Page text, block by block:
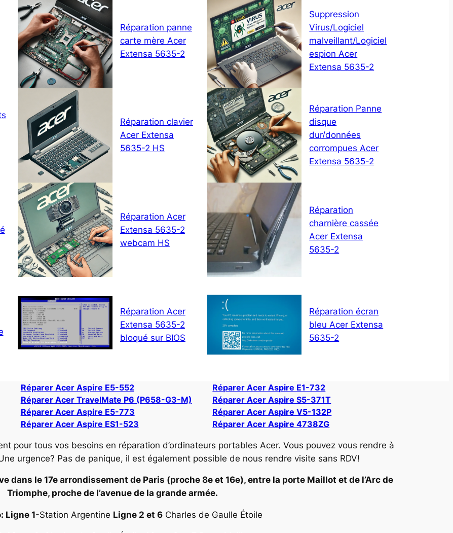
Réparation panne
carte mère Acer
Extensa 5635-2
Suppression
Virus/Logiciel
malveillant/Logiciel
espion Acer
Extensa 5635-2
Réparation clavier
Acer Extensa
5635-2 HS
Réparation Panne
disque
dur/données
corrompues Acer
Extensa 5635-2
Réparation Acer
Extensa 5635-2
webcam HS
Réparation
charnière cassée
Acer Extensa
5635-2
Réparation Acer
Extensa 5635-2
bloqué sur BIOS
Réparation écran
bleu Acer Extensa
5635-2
Réparer Acer Aspire E5-552
Réparer Acer TravelMate P6 (P658-G3-M)
Réparer Acer Aspire E5-773
Réparer Acer Aspire ES1-523
Réparer Acer Aspire E1-732
Réparer Acer Aspire S5-371T
Réparer Acer Aspire V5-132P
Réparer Acer Aspire 4738ZG
pour tous vos besoins en réparation d’ordinateurs portables Acer. Vous pouvez vous rendre à
urgence? Pas de panique, il est également possible de nous rendre visite sans RDV!
dans le 17e arrondissement de Paris (proche 8e et 16e), entre la porte Maillot et de l’Arc de
Triomphe, proche de l’avenue de la grande armée.
Ligne 1-Station Argentine Ligne 2 et 6Charles de Gaulle Étoile